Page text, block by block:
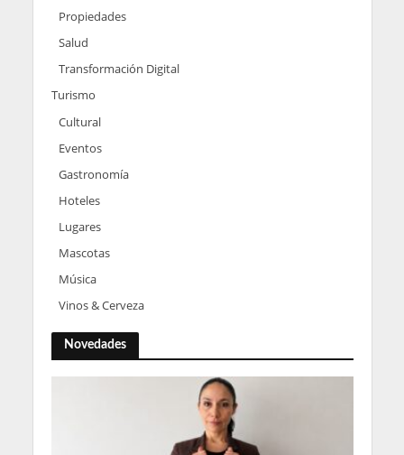
Propiedades
Salud
Transformación Digital
Turismo
Cultural
Eventos
Gastronomía
Hoteles
Lugares
Mascotas
Música
Vinos & Cerveza
Novedades